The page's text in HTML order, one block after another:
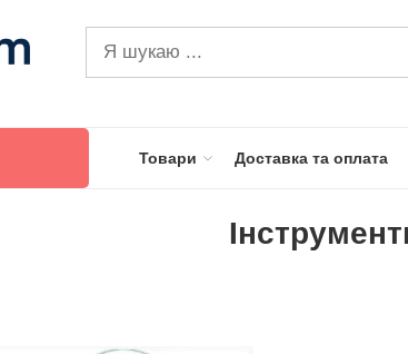
Товари Доставка та оплата